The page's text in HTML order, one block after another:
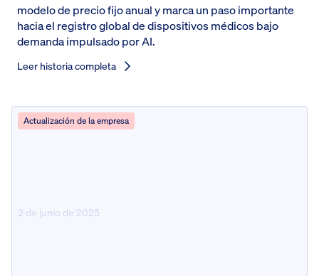
modelo de precio fijo anual y marca un paso importante
hacia el registro global de dispositivos médicos bajo
demanda impulsado por AI.
Leer historia completa
Actualización de la empresa
2 de junio de 2025